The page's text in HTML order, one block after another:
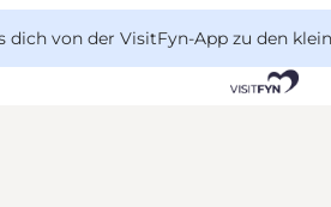
von der VisitFyn-App zu den